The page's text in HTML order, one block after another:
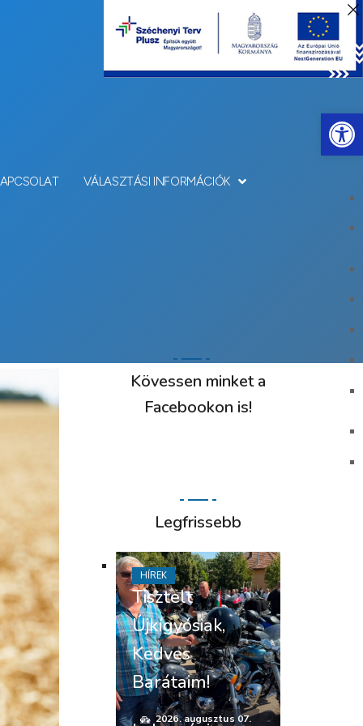
VÁLASZTÁSI INFORMÁCIÓK
Kövessen minket a
Facebookon is!
Legfrissebb
Tisztelt
Újkígyósiak,
Kedves
Barátaim!
2026. augusztus 07.
HÍREK